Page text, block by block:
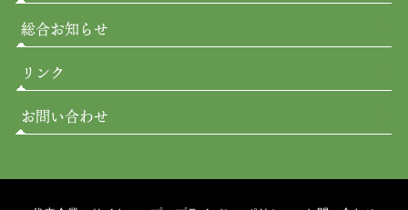
総合お知らせ
リンク
お問い合わせ